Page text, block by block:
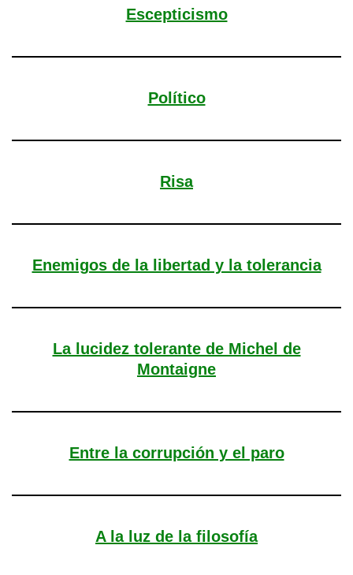
Escepticismo
Político
Risa
Enemigos de la libertad y la tolerancia
La lucidez tolerante de Michel de
Montaigne
Entre la corrupción y el paro
A la luz de la filosofía